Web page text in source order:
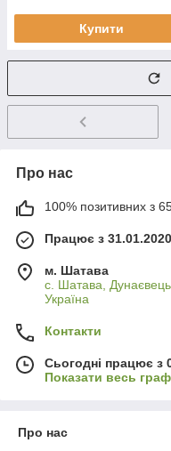
Купити
Про нас
100% позитивних з 65
Працює з 31.01.2020
м. Шатава
с. Шатава,
Україна
Контакти
Сьогодні працює з
Показати весь
Про нас